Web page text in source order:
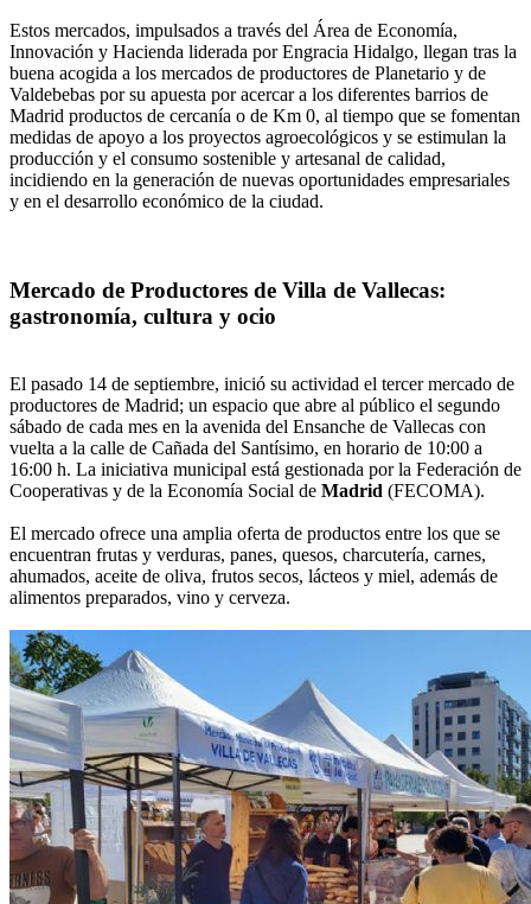
Estos mercados, impulsados a través del Área de Economía,
Innovación y Hacienda liderada por Engracia Hidalgo, llegan tras la
buena acogida a los mercados de productores de Planetario y de
Valdebebas por su apuesta por acercar a los diferentes barrios de
Madrid productos de cercanía o de Km 0, al tiempo que se fomentan
medidas de apoyo a los proyectos agroecológicos y se estimulan la
producción y el consumo sostenible y artesanal de calidad,
incidiendo en la generación de nuevas oportunidades empresariales
y en el desarrollo económico de la ciudad.
Mercado de Productores de Villa de Vallecas:
gastronomía, cultura y ocio
El pasado 14 de septiembre, inició su actividad el tercer mercado de
productores de Madrid; un espacio que abre al público el segundo
sábado de cada mes en la avenida del Ensanche de Vallecas con
vuelta a la calle de Cañada del Santísimo, en horario de 10:00 a
16:00 h. La iniciativa municipal está gestionada por la Federación de
Cooperativas y de la Economía Social de Madrid (FECOMA).
El mercado ofrece una amplia oferta de productos entre los que se
encuentran frutas y verduras, panes, quesos, charcutería, carnes,
ahumados, aceite de oliva, frutos secos, lácteos y miel, además de
alimentos preparados, vino y cerveza.